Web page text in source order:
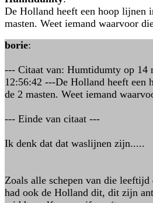
De Holland heeft een hoop lijnen
masten. Weet iemand waarvoor
borie:
--- Citaat van: Humtidumty op 14
12:56:42 ---De Holland heeft een
de 2 masten. Weet iemand
--- Einde van citaat ---
Ik denk dat dat waslijnen zijn.....
Zoals alle schepen van die
had ook de Holland dit, dit zijn